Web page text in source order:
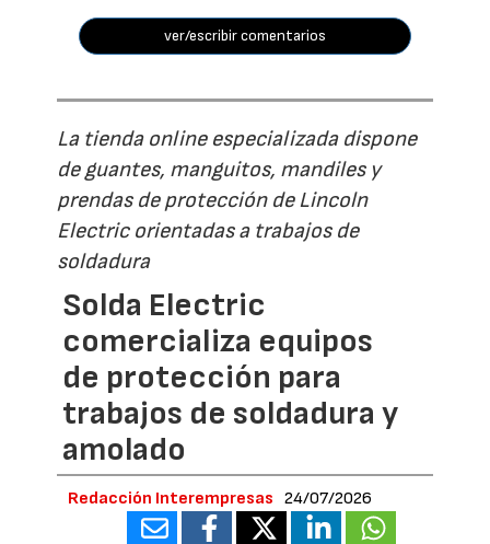
ver/escribir comentarios
La tienda online especializada dispone
de guantes, manguitos, mandiles y
prendas de protección de Lincoln
Electric orientadas a trabajos de
soldadura
Solda Electric
comercializa equipos
de protección para
trabajos de soldadura y
amolado
Redacción Interempresas 24/07/2026